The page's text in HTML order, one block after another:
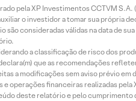
pela XP Investimentos CCTVM
o investidor a tomar sua própria
consideradas válidas na data de
a classificação de risco dos
que as recomendações
a modificações sem aviso prévio
operações financeiras realizadas pela
deste relatório e pelo cumprimento